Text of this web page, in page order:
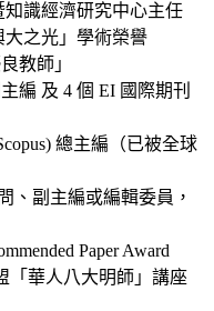
識經濟研究中心主任
大之光」學術榮譽
教師」
編 及 4 個 EI 國際期刊
總主編（已被全球
、副主編或編輯委員，
Paper Award
「華人八大明師」講座